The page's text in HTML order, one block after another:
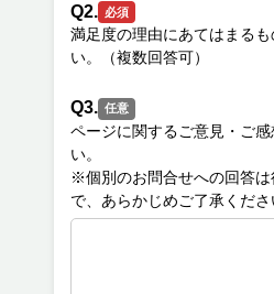
Q2. 必須
満足度の理由にあてはまる
Q3. 任意
ページに関するご意見・ご
い。
※個別のお問合せへの回答